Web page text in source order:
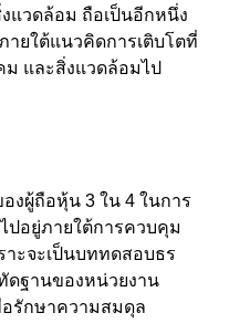
แวดล้อม ถือเป็นอีกหนึ่ง
ยใต้แนวคิดการเติบโตที่
ม และสิ่งแวดล้อมไป
งผู้ถือหุ้น 3 ใน 4 ในการ
ปอยู่ภายใต้การควบคุม
าะจะเป็นบททดสอบธร
ดฐานของหน่วยงาน
อรักษาความสมดุล